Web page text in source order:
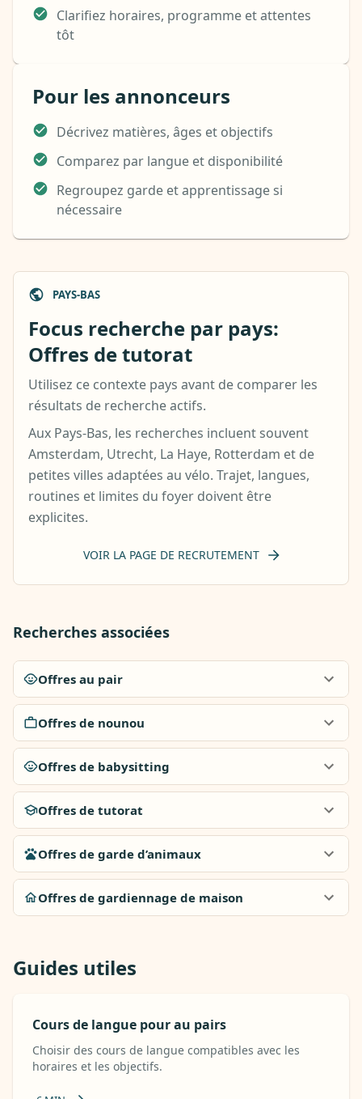
Clarifiez horaires, programme et attentes
tôt
Pour les annonceurs
Décrivez matières, âges et objectifs
Comparez par langue et disponibilité
Regroupez garde et apprentissage si
nécessaire
PAYS-BAS
Focus recherche par pays:
Offres de tutorat
Utilisez ce contexte pays avant de comparer les
résultats de recherche actifs.
Aux Pays-Bas, les recherches incluent souvent
Amsterdam, Utrecht, La Haye, Rotterdam et de
petites villes adaptées au vélo. Trajet, langues,
routines et limites du foyer doivent être
explicites.
VOIR LA PAGE DE RECRUTEMENT
Recherches associées
Offres au pair
Offres de nounou
Offres de babysitting
Offres de tutorat
Offres de garde d’animaux
Offres de gardiennage de maison
Guides utiles
Cours de langue pour au pairs
Choisir des cours de langue compatibles avec les
horaires et les objectifs.